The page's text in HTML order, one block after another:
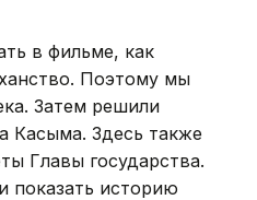
в фильме, как
Поэтому мы
Затем решили
Касыма. Здесь также
Главы государства.
показать историю